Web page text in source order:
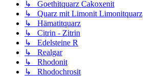
↳ Goethitquarz Cakoxenit
↳ Quarz mit Limonit Limonitquarz
↳ Hämatitquarz
↳ Citrin - Zitrin
↳ Edelsteine R
↳ Realgar
↳ Rhodonit
↳ Rhodochrosit